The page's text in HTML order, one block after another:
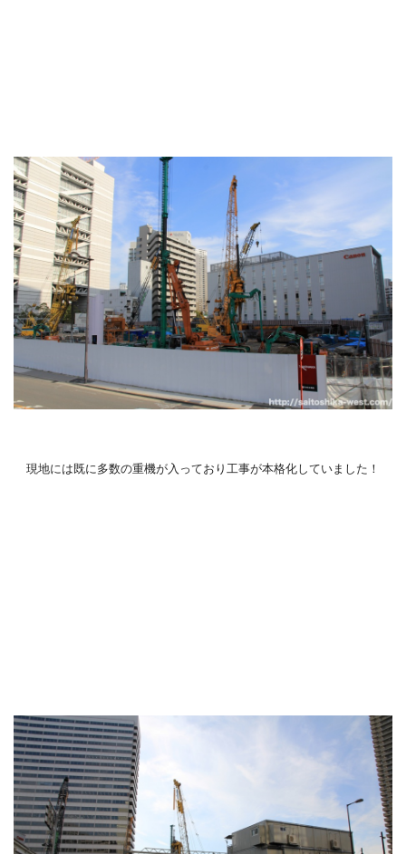
現地には既に多数の重機が入っており工事が本格化していました！